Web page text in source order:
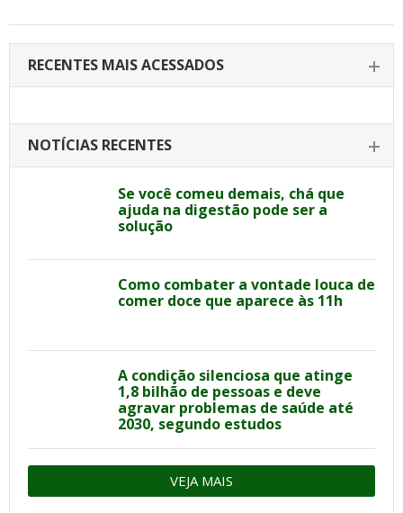
RECENTES MAIS ACESSADOS
NOTÍCIAS RECENTES
Se você comeu demais, chá que
ajuda na digestão pode ser a
solução
Como combater a vontade louca de
comer doce que aparece às 11h
A condição silenciosa que atinge
1,8 bilhão de pessoas e deve
agravar problemas de saúde até
2030, segundo estudos
VEJA MAIS